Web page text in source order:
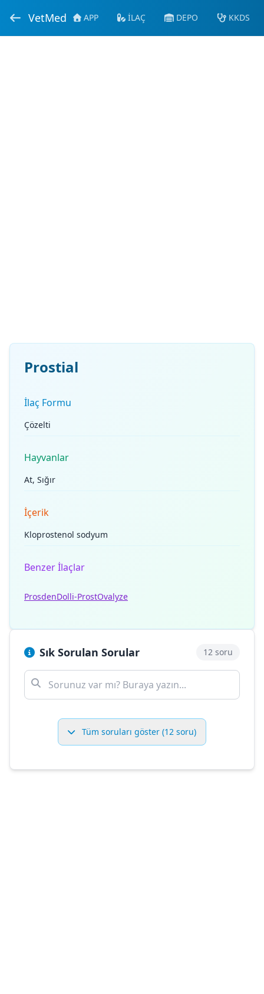
VetMed APP İLAÇ DEPO KKDS
Prostial
İlaç Formu
Çözelti
Hayvanlar
At, Sığır
İçerik
Kloprostenol sodyum
Benzer İlaçlar
ProsdenDolli-ProstOvalyze
Sık Sorulan Sorular 12 soru
Tüm soruları göster (12 soru)